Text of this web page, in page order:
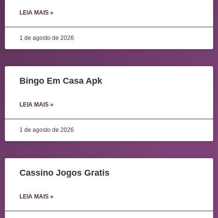
LEIA MAIS »
1 de agosto de 2026
Bingo Em Casa Apk
LEIA MAIS »
1 de agosto de 2026
Cassino Jogos Gratis
LEIA MAIS »